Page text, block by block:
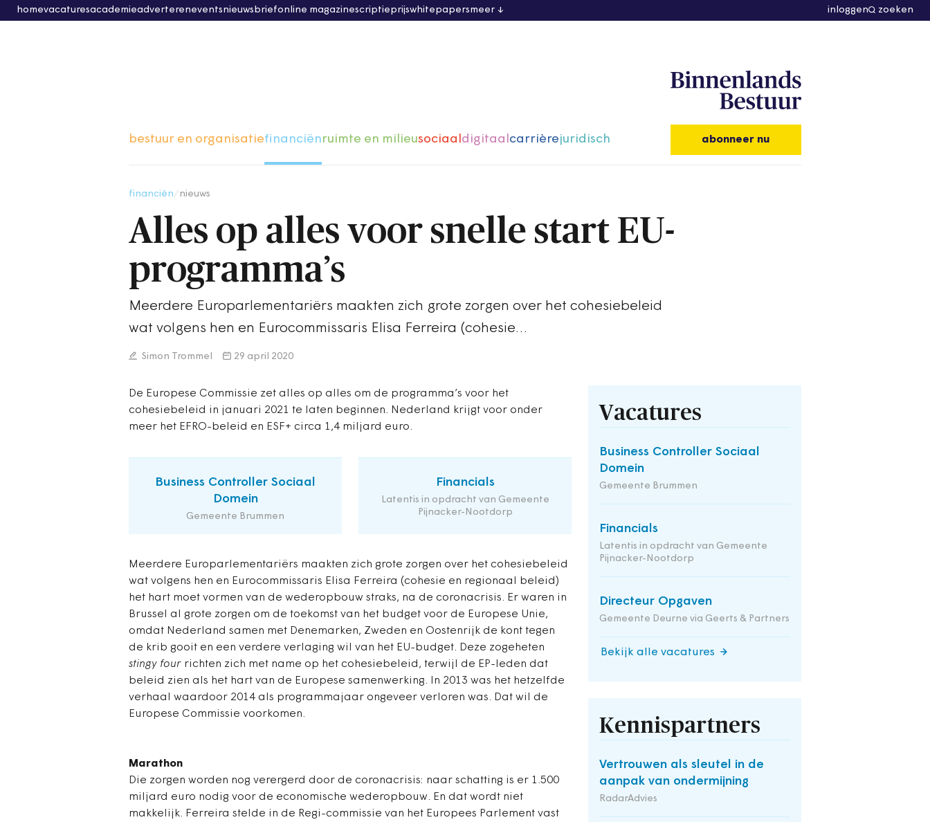
homevacaturesacademieadvertereneventsnieuwsbriefonline magazinescriptieprijswhitepapersmeer inloggen zoeken
bestuur en organisatiefinanciënruimte en milieusociaaldigitaalcarrièrejuridisch abonneer nu
financiën nieuws
Alles op alles voor snelle start EU-
programma’s
Meerdere Europarlementariërs maakten zich grote zorgen over het cohesiebeleid
wat volgens hen en Eurocommissaris Elisa Ferreira (cohesie…
Simon Trommel 29 april 2020
De Europese Commissie zet alles op alles om de programma’s voor het
cohesiebeleid in januari 2021 te laten beginnen. Nederland krijgt voor onder
meer het EFRO-beleid en ESF+ circa 1,4 miljard euro.
Business Controller Sociaal
Domein
Gemeente Brummen
Financials
Latentis in opdracht van Gemeente
Pijnacker-Nootdorp
Meerdere Europarlementariërs maakten zich grote zorgen over het cohesiebeleid
wat volgens hen en Eurocommissaris Elisa Ferreira (cohesie en regionaal beleid)
het hart moet vormen van de wederopbouw straks, na de coronacrisis. Er waren in
Brussel al grote zorgen om de toekomst van het budget voor de Europese Unie,
omdat Nederland samen met Denemarken, Zweden en Oostenrijk de kont tegen
de krib gooit en een verdere verlaging wil van het EU-budget. Deze zogeheten
stingy four richten zich met name op het cohesiebeleid, terwijl de EP-leden dat
beleid zien als het hart van de Europese samenwerking. In 2013 was het hetzelfde
verhaal waardoor 2014 als programmajaar ongeveer verloren was. Dat wil de
Europese Commissie voorkomen.
Vacatures
Business Controller Sociaal
Domein
Gemeente Brummen
Financials
Latentis in opdracht van Gemeente
Pijnacker-Nootdorp
Directeur Opgaven
Gemeente Deurne via Geerts & Partners
Bekijk alle vacatures
Kennispartners
Vertrouwen als sleutel in de
aanpak van ondermijning
RadarAdvies
Marathon
Die zorgen worden nog verergerd door de coronacrisis: naar schatting is er 1.500
miljard euro nodig voor de economische wederopbouw. En dat wordt niet
makkelijk. Ferreira stelde in de Regi-commissie van het Europees Parlement vast